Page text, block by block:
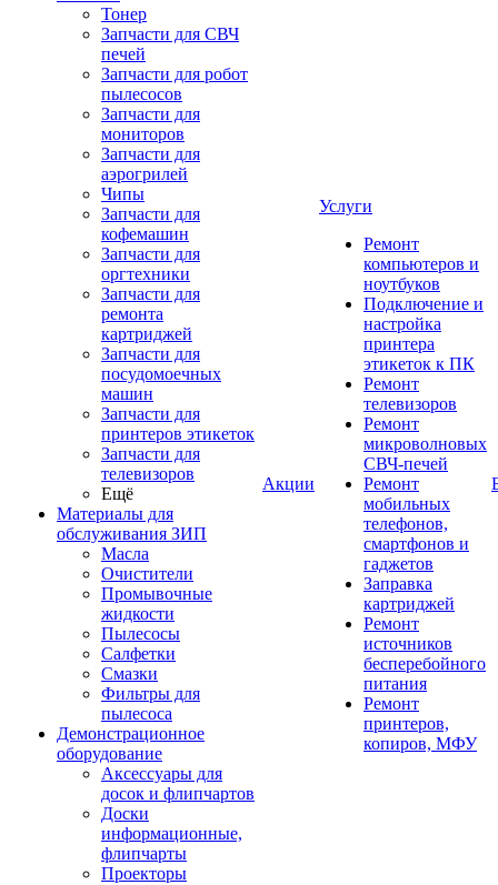
Тонер
Запчасти для СВЧ
печей
Запчасти для робот
пылесосов
Запчасти для
мониторов
Запчасти для
аэрогрилей
Чипы
Запчасти для
кофемашин
Запчасти для
оргтехники
Запчасти для
ремонта
картриджей
Запчасти для
посудомоечных
машин
Запчасти для
принтеров этикеток
Запчасти для
телевизоров
Ещё
Материалы для
обслуживания ЗИП
Масла
Очистители
Промывочные
жидкости
Пылесосы
Салфетки
Смазки
Фильтры для
пылесоса
Демонстрационное
оборудование
Аксессуары для
досок и флипчартов
Доски
информационные,
флипчарты
Проекторы
Акции
Услуги
Ремонт
компьютеров и
ноутбуков
Подключение и
настройка
принтера
этикеток к ПК
Ремонт
телевизоров
Ремонт
микроволновых
СВЧ-печей
Ремонт
мобильных
телефонов,
смартфонов и
гаджетов
Заправка
картриджей
Ремонт
источников
бесперебойного
питания
Ремонт
принтеров,
копиров, МФУ